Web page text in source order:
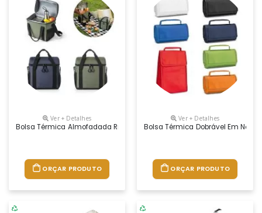
Ver + Detalhes
Bolsa Térmica Almofadada Ripstop Em Poliéster Reciclado 600d.
ORÇAR PRODUTO
Ver + Detalhes
Bolsa Térmica Dobrável Em Non-
ORÇAR PRODUTO